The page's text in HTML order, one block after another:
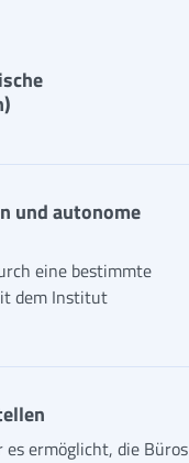
und autonome
eine bestimmte
dem Institut
es ermöglicht, die Büros